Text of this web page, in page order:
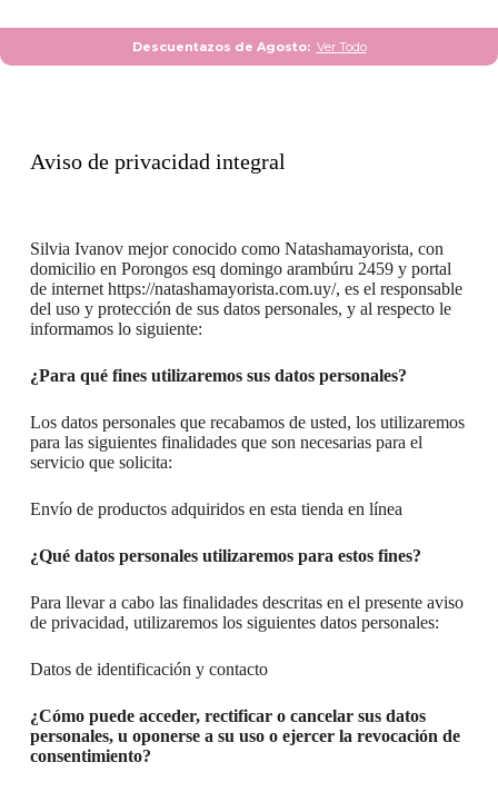
Descuentazos de Agosto: Ver Todo
Aviso de privacidad integral
Silvia Ivanov mejor conocido como Natashamayorista, con
domicilio en Porongos esq domingo arambúru 2459 y portal
de internet https://natashamayorista.com.uy/, es el responsable
del uso y protección de sus datos personales, y al respecto le
informamos lo siguiente:
¿Para qué fines utilizaremos sus datos personales?
Los datos personales que recabamos de usted, los utilizaremos
para las siguientes finalidades que son necesarias para el
servicio que solicita:
Envío de productos adquiridos en esta tienda en línea
¿Qué datos personales utilizaremos para estos fines?
Para llevar a cabo las finalidades descritas en el presente aviso
de privacidad, utilizaremos los siguientes datos personales:
Datos de identificación y contacto
¿Cómo puede acceder, rectificar o cancelar sus datos
personales, u oponerse a su uso o ejercer la revocación de
consentimiento?